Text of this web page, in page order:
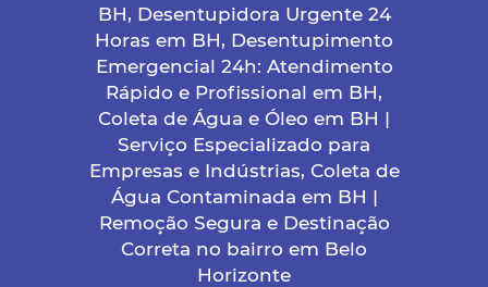
BH, Desentupidora Urgente 24
Horas em BH, Desentupimento
Emergencial 24h: Atendimento
Rápido e Profissional em BH,
Coleta de Água e Óleo em BH |
Serviço Especializado para
Empresas e Indústrias, Coleta de
Água Contaminada em BH |
Remoção Segura e Destinação
Correta no bairro em Belo
Horizonte